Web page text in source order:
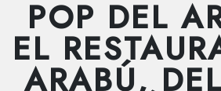
POP DEL
EL
ARABÚ,